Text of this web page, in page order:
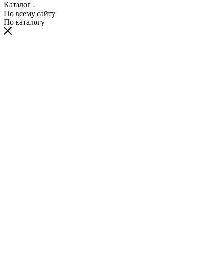
Каталог
По всему сайту
По каталогу